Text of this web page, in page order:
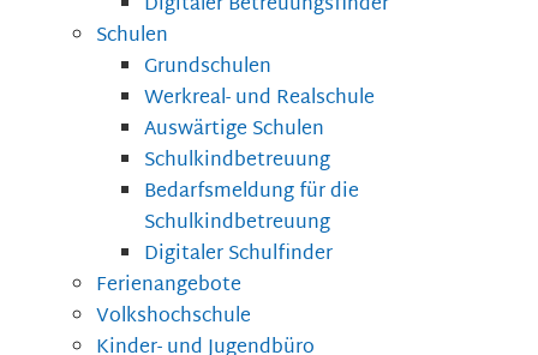
Schulen
Grundschulen
Werkreal- und Realschule
Auswärtige Schulen
Schulkindbetreuung
Bedarfsmeldung für die
Schulkindbetreuung
Digitaler Schulfinder
Ferienangebote
Volkshochschule
Kinder- und Jugendbüro